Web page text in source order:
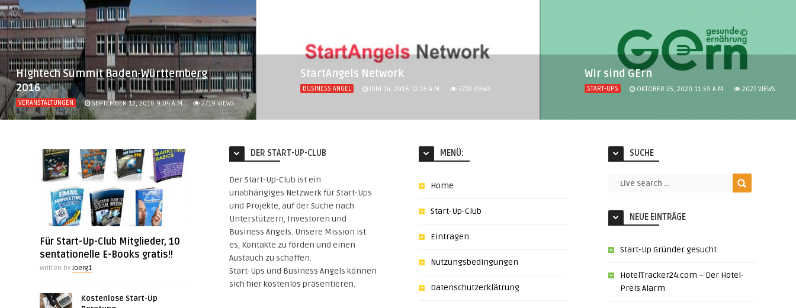
Hightech Summit Baden-Württemberg
2016
VERANSTALTUNGEN SEPTEMBER 12, 2016 9:04 A.M. 2719 VIEWS
StartAngels Network
BUSINESS ANGEL JUNI 14, 2016 12:25 A.M. 3728 VIEWS
Wir sind GErn
START-UPS OKTOBER 25, 2020 11:59 A.M. 2027 VIEWS
Für Start-Up-Club Mitglieder, 10
sentationelle E-Books gratis!!
Written byJoerg1
Kostenlose Start-Up
DER START-UP-CLUB
Der Start-Up-Club ist ein
unabhängiges Netzwerk für Start-Ups
und Projekte, auf der Suche nach
Unterstützern, Investoren und
Business Angels. Unsere Mission ist
es, Kontakte zu förden und einen
Austauch zu schaffen.
Start-Ups und Business Angels können
sich hier kostenlos präsentieren.
MENÜ:
Home
Start-Up-Club
Eintragen
Nutzungsbedingungen
Datenschutzerklätrung
SUCHE
NEUE EINTRÄGE
Start-Up Gründer gesucht
HotelTracker24.com – Der Hotel-
Preis Alarm